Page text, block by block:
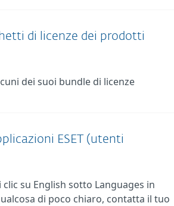
di licenze dei prodotti
dei suoi bundle di licenze
ESET (utenti
su English sotto Languages in
di poco chiaro, contatta il tuo